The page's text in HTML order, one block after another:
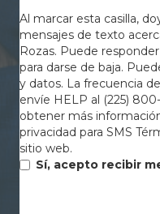
Al marcar esta casilla,
mensajes de texto
Rozas. Puede
para darse de baja.
y datos. La frecuencia
envíe HELP al (225)
obtener más
privacidad para SMS
sitio web.
Sí, acepto recibir